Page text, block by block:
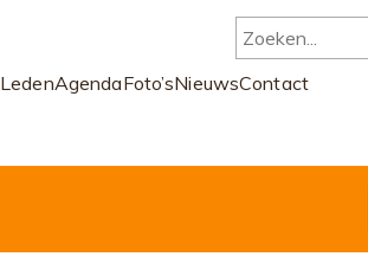
LedenAgendaFoto’sNieuwsContact
Zoeken...